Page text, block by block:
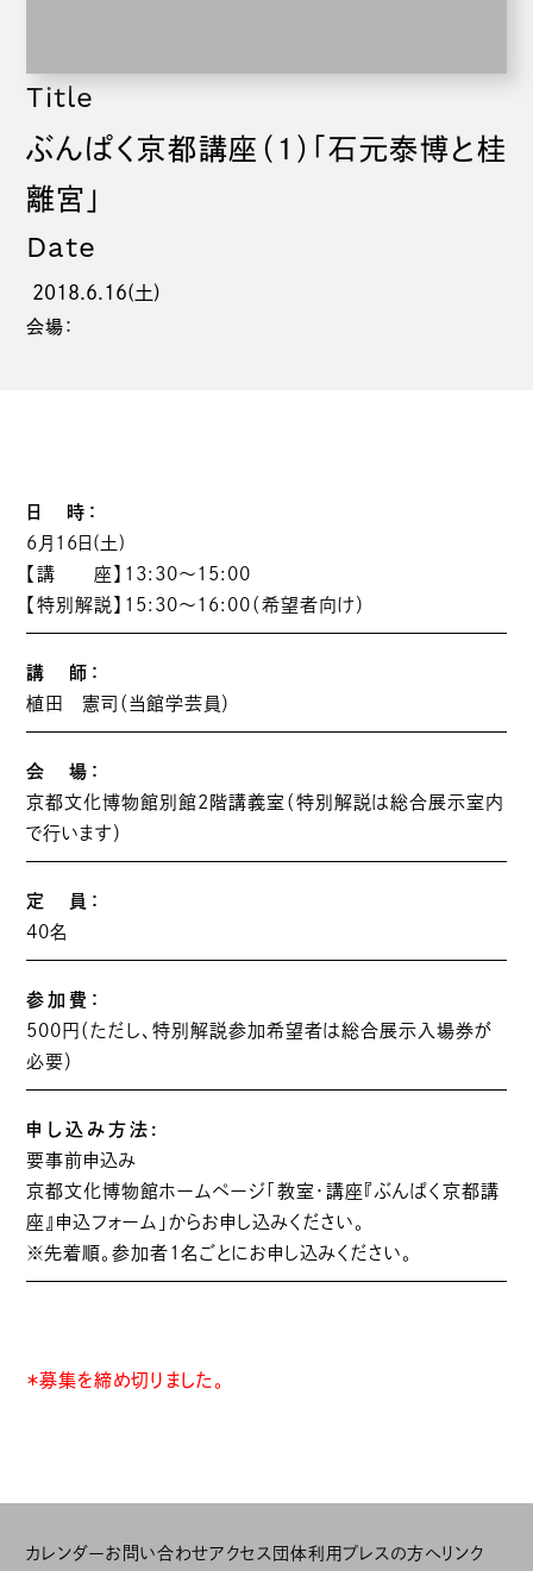
Title
ぶんぱく京都講座（1）「石元泰博と桂
離宮」
Date
2018.6.16(土)
会場：
日 時：
6月16日(土)
【講 座】13:30～15:00
【特別解説】15:30～16:00（希望者向け）
講 師：
植田 憲司（当館学芸員）
会 場：
京都文化博物館別館2階講義室（特別解説は総合展示室内
で行います）
定 員：
40名
参加費：
500円（ただし、特別解説参加希望者は総合展示入場券が
必要）
申し込み方法:
要事前申込み
京都文化博物館ホームページ「教室・講座『ぶんぱく京都講
座』申込フォーム」からお申し込みください。
※先着順。参加者1名ごとにお申し込みください。
＊募集を締め切りました。
カレンダーお問い合わせアクセス 団体利用 プレスの方へリンク